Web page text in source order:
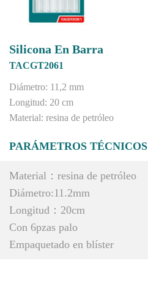
Silicona En Barra
TACGT2061
Diámetro: 11,2 mm
Longitud: 20 cm
Material: resina de petróleo
PARÁMETROS TÉCNICOS
Material：resina de petróleo
Diámetro:11.2mm
Longitud：20cm
Con 6pzas palo
Empaquetado en blíster